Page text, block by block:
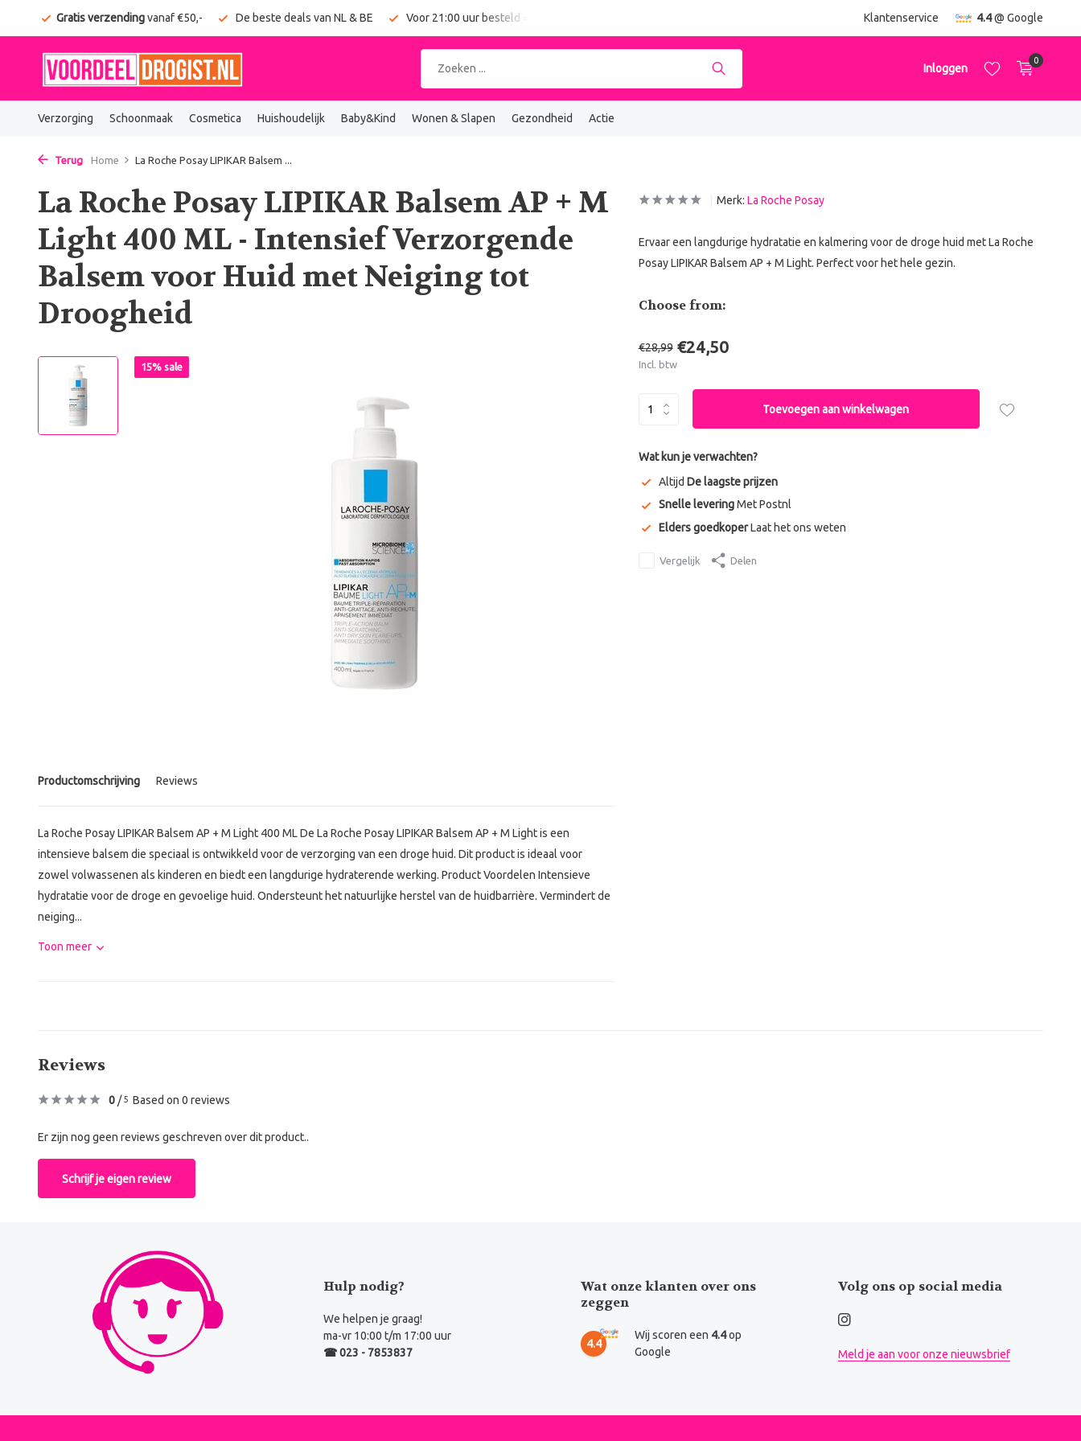
Gratis verzendingvanaf €50,- De beste deals van NL & BE Voor 21:00 uur besteld = vandaag verzonden Klantenservice 4.4@ Google
Inloggen
0
Verzorging Schoonmaak Cosmetica Huishoudelijk Baby&Kind Wonen & Slapen Gezondheid Actie
Terug Home La Roche Posay LIPIKAR Balsem ...
La Roche Posay LIPIKAR Balsem AP + M
Light 400 ML - Intensief Verzorgende
Balsem voor Huid met Neiging tot
Droogheid
15% sale
Productomschrijving Reviews
La Roche Posay LIPIKAR Balsem AP + M Light 400 ML De La Roche Posay LIPIKAR Balsem AP + M Light is een
intensieve balsem die speciaal is ontwikkeld voor de verzorging van een droge huid. Dit product is ideaal voor
zowel volwassenen als kinderen en biedt een langdurige hydraterende werking. Product Voordelen Intensieve
hydratatie voor de droge en gevoelige huid. Ondersteunt het natuurlijke herstel van de huidbarrière. Vermindert de
neiging...
Toon meer
Merk: La Roche Posay
Ervaar een langdurige hydratatie en kalmering voor de droge huid met La Roche
Posay LIPIKAR Balsem AP + M Light. Perfect voor het hele gezin.
Choose from:
€28,99 €24,50
Incl. btw
Toevoegen aan winkelwagen
Wat kun je verwachten?
Altijd De laagste prijzen
Snelle leveringMet Postnl
Elders goedkoperLaat het ons weten
Vergelijk Delen
Reviews
0 /5 Based on 0 reviews
Er zijn nog geen reviews geschreven over dit product..
Schrijf je eigen review
Hulp nodig?
We helpen je graag!
ma-vr 10:00 t/m 17:00 uur
☎ 023 - 7853837
Wat onze klanten over ons
zeggen
4.4
Wij scoren een 4.4op
Google
Volg ons op social media
Meld je aan voor onze nieuwsbrief